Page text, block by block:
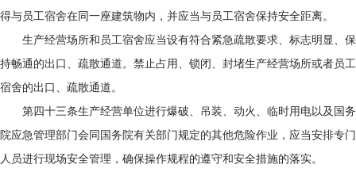
得与员工宿舍在同一座建筑物内，并应当与员工宿舍保持安全距离。
生产经营场所和员工宿舍应当设有符合紧急疏散要求、标志明显、保
持畅通的出口、疏散通道。禁止占用、锁闭、封堵生产经营场所或者员工
宿舍的出口、疏散通道。
第四十三条生产经营单位进行爆破、吊装、动火、临时用电以及国务
院应急管理部门会同国务院有关部门规定的其他危险作业，应当安排专门
人员进行现场安全管理，确保操作规程的遵守和安全措施的落实。